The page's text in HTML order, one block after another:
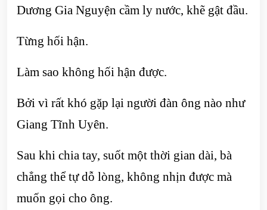
Dương Gia Nguyện cầm ly nước, khẽ gật đầu.
Từng hối hận.
Làm sao không hối hận được.
Bởi vì rất khó gặp lại người đàn ông nào như
Giang Tĩnh Uyên.
Sau khi chia tay, suốt một thời gian dài, bà
chẳng thể tự dỗ lòng, không nhịn được mà
muốn gọi cho ông.